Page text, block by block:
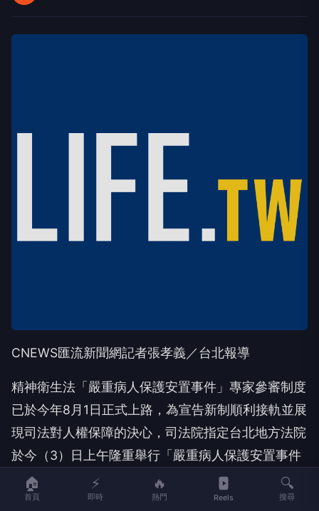
CNEWS匯流新聞網記者張孝義／台北報導
精神衛生法「嚴重病人保護安置事件」專家參審制度
已於今年8月1日正式上路，為宣告新制順利接軌並展
現司法對人權保障的決心，司法院指定台北地方法院
於今（3）日上午隆重舉行「嚴重病人保護安置事件
參審員北區宣誓典禮」。
🏠
首頁
⚡
即時
🔥
熱門 Reels
🔍
搜尋